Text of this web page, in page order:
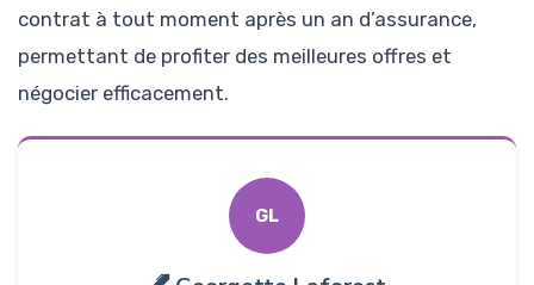
contrat à tout moment après un an d’assurance,
permettant de profiter des meilleures offres et
négocier efficacement.
GL